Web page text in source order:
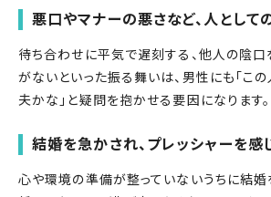
悪口やマナーの悪さなど、人として
待ち合わせに平気で遅刻する、他人の陰口
がないといった振る舞いは、男性にも「こ
夫かな」と疑問を抱かせる要因になります。
結婚を急かされ、プレッシャーを感
心や環境の準備が整っていないうちに結婚